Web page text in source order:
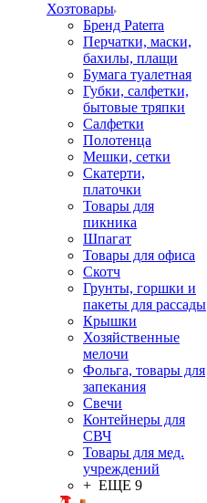
Хозтовары
Бренд Paterra
Перчатки, маски,
бахилы, плащи
Бумага туалетная
Губки, салфетки,
бытовые тряпки
Салфетки
Полотенца
Мешки, сетки
Скатерти,
платочки
Товары для
пикника
Шпагат
Товары для офиса
Скотч
Грунты, горшки и
пакеты для рассады
Крышки
Хозяйственные
мелочи
Фольга, товары для
запекания
Свечи
Контейнеры для
СВЧ
Товары для мед.
учреждений
+ ЕЩЕ 9